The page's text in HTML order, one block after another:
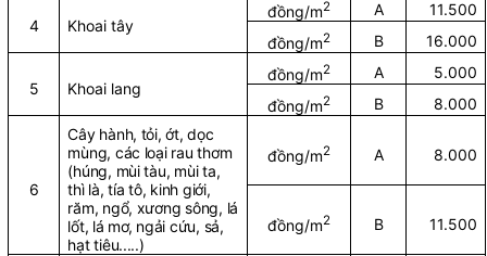
4 Khoai tây
đồng/m2 A
11.500
đồng/m2 B 16.000
5 Khoai lang
đồng/m2 A
5.000
đồng/m2 B 8.000
6
Cây hành, tỏi, ớt, dọc
mùng, các loại rau thơm
(húng, mùi tàu, mùi ta,
thì là, tía tô, kinh giới,
răm, ngổ, xương sông, lá
lốt, lá mơ, ngải cứu, sả,
hạt tiêu.....)
đồng/m2 A 8.000
đồng/m2 B 11.500